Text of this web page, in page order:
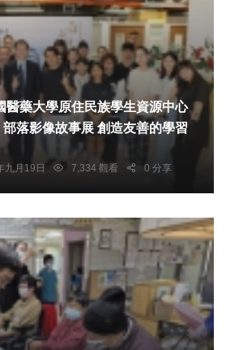
故事展 創造友善的學習
九月19日 7,334 觀看 0 分享